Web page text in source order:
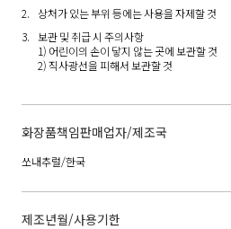
상처가 있는 부위 등에는 사용을 자제할 것
보관 및 취급 시 주의사항
1) 어린이의 손이 닿지 않는 곳에 보관할 것
2) 직사광선을 피해서 보관할 것
화장품책임판매업자/제조국
쏘내추럴/한국
제조년월/사용기한